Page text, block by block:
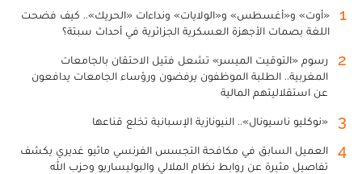
1
«أوت» و«أغسطس» و«الولايات» ونداءات «الحريك».. كيف فضحت
اللغة بصمات الأجهزة العسكرية الجزائرية في أحداث سبتة؟
2
رسوم «التوقيت الميسر» تشعل فتيل الاحتقان بالجامعات
المغربية.. الطلبة الموظفون يرفضون ورؤساء الجامعات يدافعون
عن استقلاليتهم المالية
3 «نوكليو ناسيونال».. النيونازية الإسبانية تخلع قناعها
4
العميل السابق في مكافحة التجسس الفرنسي ماثيو غديري يكشف
تفاصيل مثيرة عن روابط نظام الملالي والبوليساريو وحزب الله